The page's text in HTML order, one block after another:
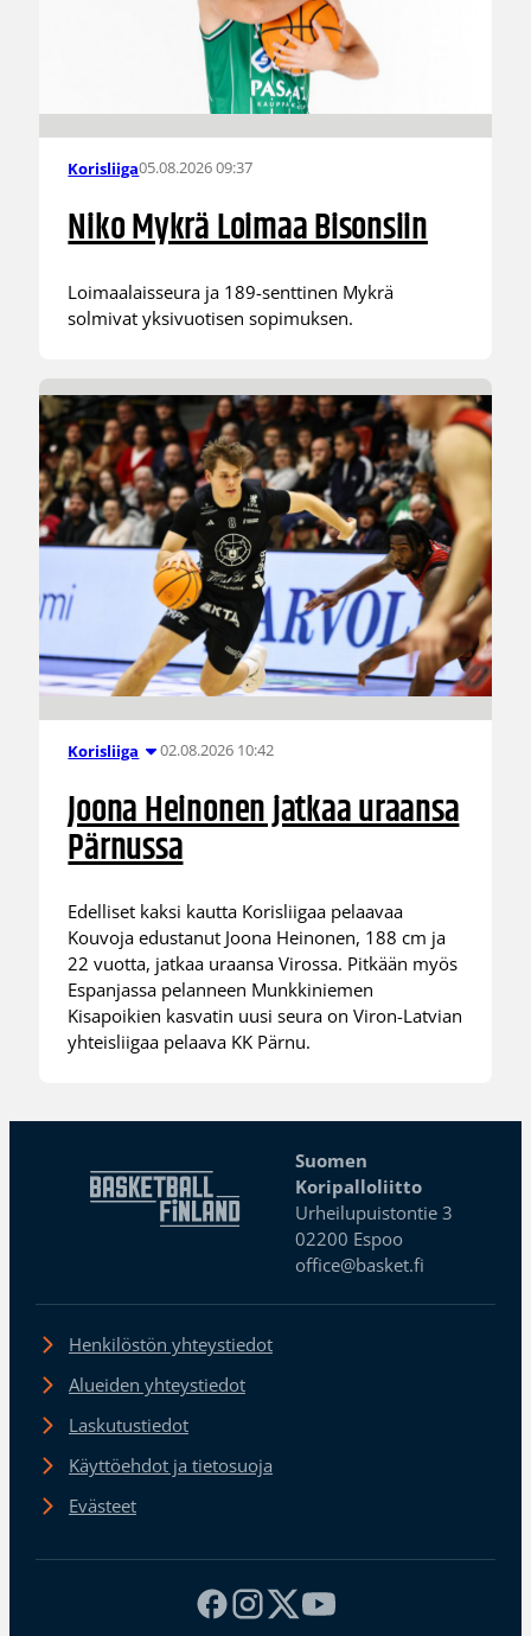
Korisliiga05.08.2026 09:37
Niko Mykrä Loimaa Bisonsiin
Loimaalaisseura ja 189-senttinen Mykrä
solmivat yksivuotisen sopimuksen.
Korisliiga 02.08.2026 10:42
Joona Heinonen jatkaa uraansa
Pärnussa
Edelliset kaksi kautta Korisliigaa pelaavaa
Kouvoja edustanut Joona Heinonen, 188 cm ja
22 vuotta, jatkaa uraansa Virossa. Pitkään myös
Espanjassa pelanneen Munkkiniemen
Kisapoikien kasvatin uusi seura on Viron-Latvian
yhteisliigaa pelaava KK Pärnu.
Suomen
Koripalloliitto
Urheilupuistontie 3
02200 Espoo
office@basket.fi
Henkilöstön yhteystiedot
Alueiden yhteystiedot
Laskutustiedot
Käyttöehdot ja tietosuoja
Evästeet